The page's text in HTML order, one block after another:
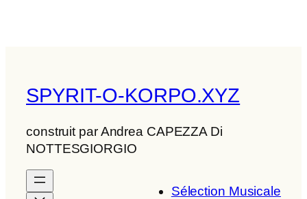
SPYRIT-O-KORPO.XYZ
construit par Andrea CAPEZZA Di
NOTTESGIORGIO
Sélection Musicale